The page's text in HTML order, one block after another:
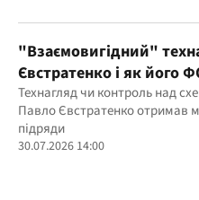
"Взаємовигідний"
Євстратенко і як його
бюджетних мільйонів?
Технагляд чи контроль над
Павло Євстратенко отримав
підряди
30.07.2026 14:00